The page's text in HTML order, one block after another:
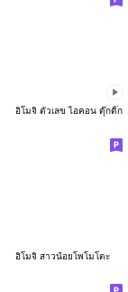
อิโมจิ ตัวเลข ไอคอน ดุ๊กดิ๊ก
อิโมจิ สาวน้อยโพโมโตะ